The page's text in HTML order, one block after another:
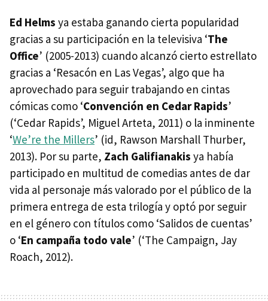
Ed Helms ya estaba ganando cierta popularidad
gracias a su participación en la televisiva ‘The
Office’ (2005-2013) cuando alcanzó cierto estrellato
gracias a ‘Resacón en Las Vegas’, algo que ha
aprovechado para seguir trabajando en cintas
cómicas como ‘Convención en Cedar Rapids’
(‘Cedar Rapids’, Miguel Arteta, 2011) o la inminente
‘We’re the Millers’ (id, Rawson Marshall Thurber,
2013). Por su parte, Zach Galifianakis ya había
participado en multitud de comedias antes de dar
vida al personaje más valorado por el público de la
primera entrega de esta trilogía y optó por seguir
en el género con títulos como ‘Salidos de cuentas’
o ‘En campaña todo vale’ (‘The Campaign, Jay
Roach, 2012).